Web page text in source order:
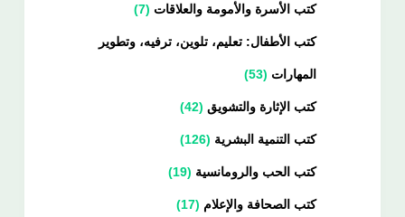
كتب الأسرة والأمومة والعلاقات 7
كتب الأطفال: تعليم، تلوين، ترفيه، وتطوير
المهارات 53
كتب الإثارة والتشويق 42
كتب التنمية البشرية 126
كتب الحب والرومانسية 19
كتب الصحافة والإعلام 17